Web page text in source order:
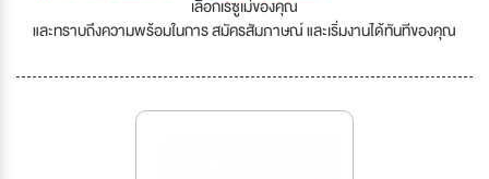
เลือกเรซูเม่ของคุณ
และทราบถึงความพร้อมในการ สมัครสัมภาษณ์ และเริ่มงานได้ทันทีของคุณ